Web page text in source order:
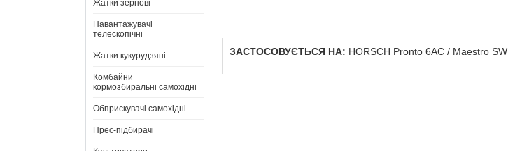
Жатки зернові
Навантажувачі
телескопічні
Жатки кукурудзяні
Комбайни
кормозбиральні самохідні
Обприскувачі самохідні
Прес-підбирачі
ЗАСТОСОВУЄТЬСЯ НА: HORSCH Pronto 6AC / Maestro SW